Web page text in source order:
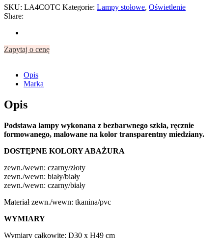
SKU: LA4COTC Kategorie: Lampy stołowe, Oświetlenie
Share:
Zapytaj o cenę
Opis
Marka
Opis
Podstawa lampy wykonana z bezbarwnego szkła, ręcznie
formowanego, malowane na kolor transparentny miedziany.
DOSTĘPNE KOLORY ABAŻURA
zewn./wewn: czarny/złoty
zewn./wewn: biały/biały
zewn./wewn: czarny/biały
Materiał zewn./wewn: tkanina/pvc
WYMIARY
Wymiary całkowite: D30 x H49 cm